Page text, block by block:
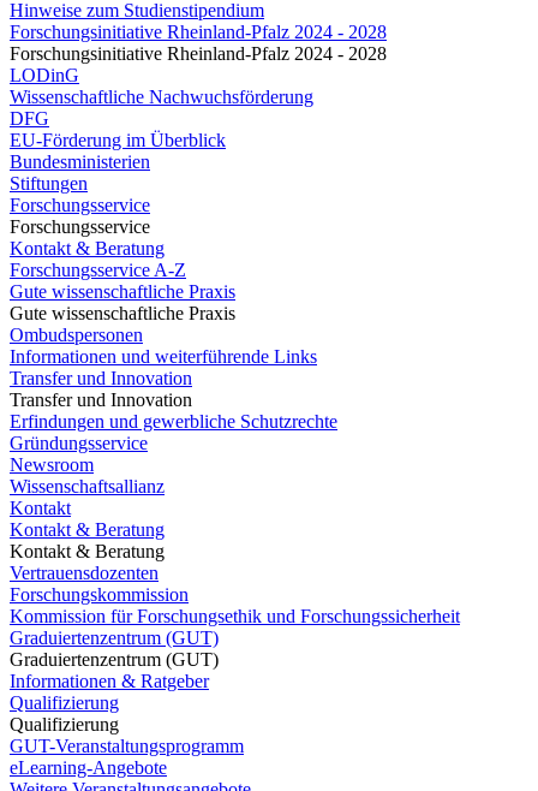
Hinweise zum Studienstipendium
Forschungsinitiative Rheinland-Pfalz 2024 - 2028
Forschungsinitiative Rheinland-Pfalz 2024 - 2028
LODinG
Wissenschaftliche Nachwuchsförderung
DFG
EU-Förderung im Überblick
Bundesministerien
Stiftungen
Forschungsservice
Forschungsservice
Kontakt & Beratung
Forschungsservice A-Z
Gute wissenschaftliche Praxis
Gute wissenschaftliche Praxis
Ombudspersonen
Informationen und weiterführende Links
Transfer und Innovation
Transfer und Innovation
Erfindungen und gewerbliche Schutzrechte
Gründungsservice
Newsroom
Wissenschaftsallianz
Kontakt
Kontakt & Beratung
Kontakt & Beratung
Vertrauensdozenten
Forschungskommission
Kommission für Forschungsethik und Forschungssicherheit
Graduiertenzentrum (GUT)
Graduiertenzentrum (GUT)
Informationen & Ratgeber
Qualifizierung
Qualifizierung
GUT-Veranstaltungsprogramm
eLearning-Angebote